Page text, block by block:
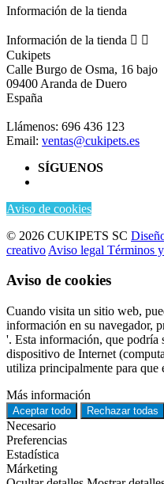
Información de la tienda
Información de la tienda  
Cukipets
Calle Burgo de Osma, 16 bajo
09400 Aranda de Duero
España
Llámenos: 696 436 123
Email: ventas@cukipets.es
SÍGUENOS
Aviso de cookies
© 2026 CUKIPETS SC
creativo Aviso legal Términos
Aviso de cookies
Cuando visita un sitio web,
información en su navegador,
'. Esta información, que podría
dispositivo de Internet
utiliza principalmente para que
Más información
Aceptar todo Rechazar todas
Necesario
Preferencias
Estadística
Márketing